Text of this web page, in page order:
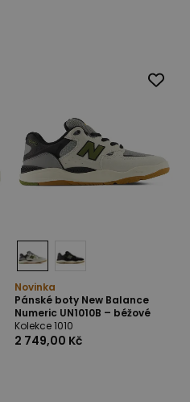
Novinka
Pánské boty New Balance
Numeric UN1010B – béžové
Kolekce 1010
2 749,00 Kč